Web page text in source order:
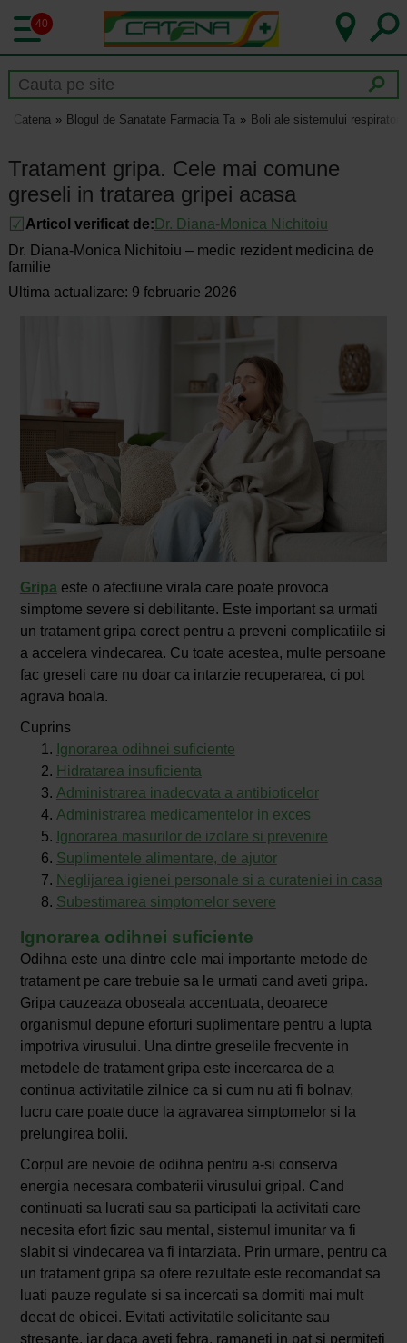
40
Catena Blogul de Sanatate Farmacia Ta Boli ale sistemului respirator
Tratament gripa. Cele mai comune
greseli in tratarea gripei acasa
Articol verificat de: Dr. Diana-Monica Nichitoiu
Dr. Diana-Monica Nichitoiu – medic rezident medicina de
familie
Ultima actualizare: 9 februarie 2026
Gripa este o afectiune virala care poate provoca
simptome severe si debilitante. Este important sa urmati
un tratament gripa corect pentru a preveni complicatiile si
a accelera vindecarea. Cu toate acestea, multe persoane
fac greseli care nu doar ca intarzie recuperarea, ci pot
agrava boala.
Cuprins
Ignorarea odihnei suficiente
Hidratarea insuficienta
Administrarea inadecvata a antibioticelor
Administrarea medicamentelor in exces
Ignorarea masurilor de izolare si prevenire
Suplimentele alimentare, de ajutor
Neglijarea igienei personale si a curateniei in casa
Subestimarea simptomelor severe
Ignorarea odihnei suficiente
Odihna este una dintre cele mai importante metode de
tratament pe care trebuie sa le urmati cand aveti gripa.
Gripa cauzeaza oboseala accentuata, deoarece
organismul depune eforturi suplimentare pentru a lupta
impotriva virusului. Una dintre greselile frecvente in
metodele de tratament gripa este incercarea de a
continua activitatile zilnice ca si cum nu ati fi bolnav,
lucru care poate duce la agravarea simptomelor si la
prelungirea bolii.
Corpul are nevoie de odihna pentru a-si conserva
energia necesara combaterii virusului gripal. Cand
continuati sa lucrati sau sa participati la activitati care
necesita efort fizic sau mental, sistemul imunitar va fi
slabit si vindecarea va fi intarziata. Prin urmare, pentru ca
un tratament gripa sa ofere rezultate este recomandat sa
luati pauze regulate si sa incercati sa dormiti mai mult
decat de obicei. Evitati activitatile solicitante sau
stresante, iar daca aveti febra, ramaneti in pat si permiteti